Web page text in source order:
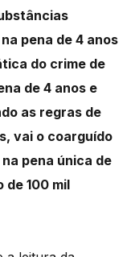
pena de 4 anos
do crime de
de 4 anos e
as regras de
vai o coarguído
pena única de
de 100 mil